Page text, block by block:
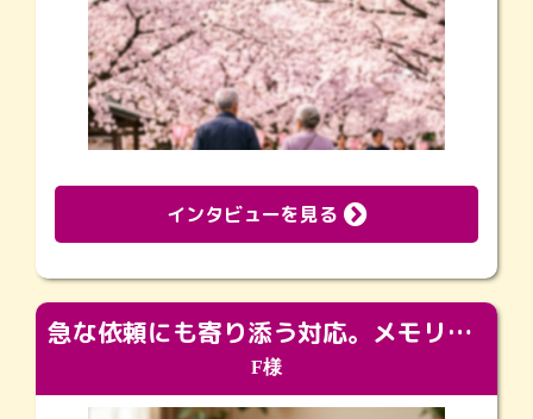
インタビューを見る
急な依頼にも寄り添う対応。メモリアルコーナーで振り返る大切な日々
F様